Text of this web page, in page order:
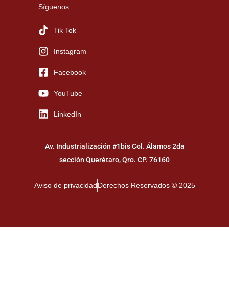
Síguenos
Tik Tok
Instagram
Facebook
YouTube
LinkedIn
Av. Industrialización #1bis Col. Álamos 2da
sección Querétaro, Qro. CP. 76160
Aviso de privacidadDerechos Reservados © 2025